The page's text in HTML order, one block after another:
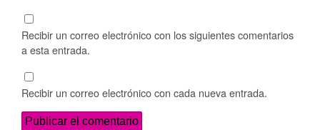
Recibir un correo electrónico con los siguientes comentarios
a esta entrada.
Recibir un correo electrónico con cada nueva entrada.